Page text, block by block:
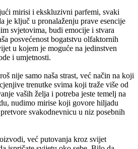
mirisi i ekskluzivni parfemi, svaki
je ključ u pronalaženju prave esencije
svjetovima, budi emocije i stvara
posvećenost bogatstvu olfaktornih
u kojem je moguće na jedinstven
i umjetnosti.
nije samo naša strast, već način na koji
trenutke svima koji traže više od
vaših želja i potreba jeste temelj na
nudimo mirise koji govore hiljadu
svakodnevnicu u niz posebnih
već putovanja kroz svijet